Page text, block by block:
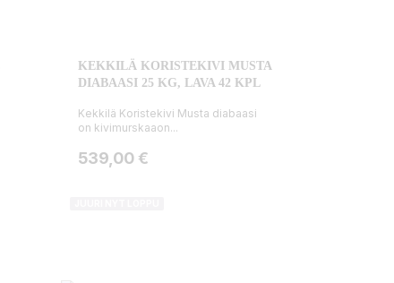
KEKKILÄ KORISTEKIVI MUSTA
DIABAASI 25 KG, LAVA 42 KPL
Kekkilä Koristekivi Musta diabaasi
on kivimurskaaon...
Hinta
539,00 €